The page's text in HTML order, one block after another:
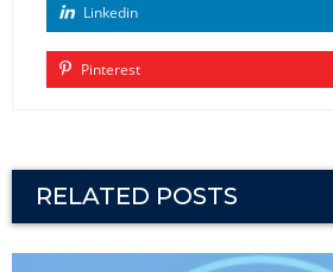
Linkedin
Pinterest
RELATED POSTS